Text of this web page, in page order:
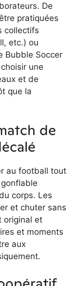
De
pratiquées
collectifs
etc.) ou
Bubble Soccer
une
et de
que la
de
au football tout
corps. Les
et chuter sans
original et
et moments
aux